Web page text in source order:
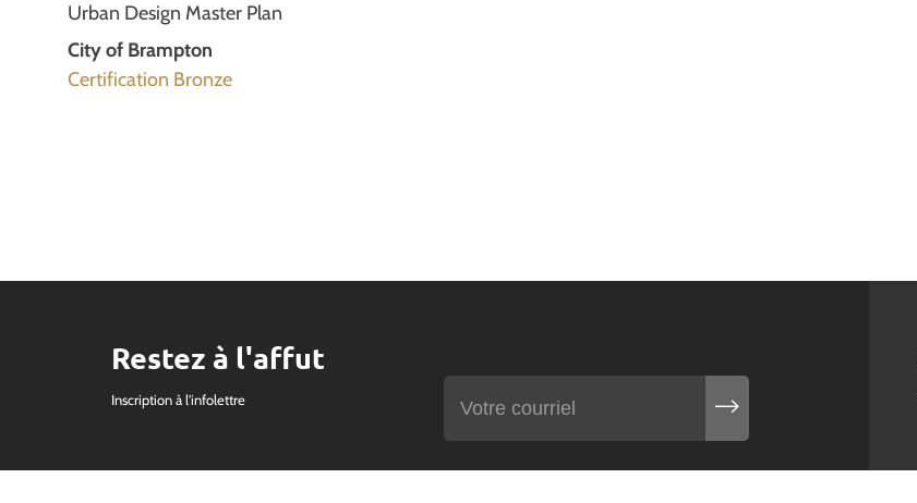
Urban Design Master Plan
City of Brampton
Certification Bronze
Restez à l'affut
Inscription à l'infolettre